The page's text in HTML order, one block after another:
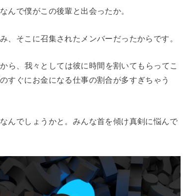
なんで僕がこの後輩と出会ったか。
、そこに召集されたメンバーだったからです。
ら、我々としては彼に時間を割いてもらってこ
すぐにお金になる仕事の割合が多すぎちゃう
んでしょうかと。みんな首を傾け真剣に悩んで